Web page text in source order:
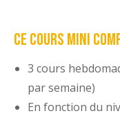
Ce cours mini
3 cours
par semaine)
En fonction du